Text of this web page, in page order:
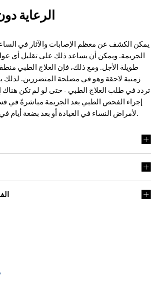
الرعاية
يمكن الكشف عن معظم الإصابات والآثار في
الجريمة. ويمكن أن يساعد ذلك على تقليل أي
طويلة الأجل. ومع ذلك، فإن العلاج الطبي
زمنية لاحقة وهو في مصلحة المتضررين. لذلك
تردد في طلب العلاج الطبي - حتى لو لم تكن
إجراء الفحص الطبي بعد الجريمة مباشرةً في
لأمراض النساء في العيادة أو بعد بضعة أيام في عيادة أمراض النساء.